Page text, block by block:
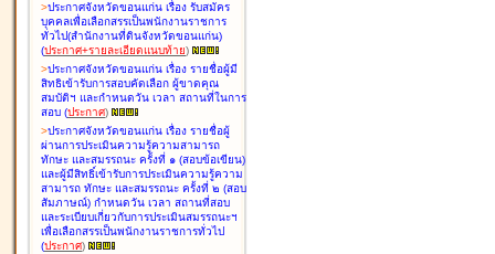
>ประกาศจังหวัดขอนแก่น เรื่อง รับสมัคร
บุคคลเพื่อเลือกสรรเป็นพนักงานราชการ
ทั่วไป(สำนักงานที่ดินจังหวัดขอนแก่น)
(ประกาศ+รายละเอียดแนบท้าย)
>ประกาศจังหวัดขอนแก่น เรื่อง รายชื่อผู้มี
สิทธิเข้ารับการสอบคัดเลือก ผู้ขาดคุณ
สมบัติฯ และกำหนดวัน เวลา สถานที่ในการ
สอบ (ประกาศ)
>ประกาศจังหวัดขอนแก่น เรื่อง รายชื่อผู้
ผ่านการประเมินความรู้ความสามารถ
ทักษะ และสมรรถนะ ครั้งที่ ๑ (สอบข้อเขียน)
และผู้มีสิทธิ์เข้ารับการประเมินความรู้ความ
สามารถ ทักษะ และสมรรถนะ ครั้งที่ ๒ (สอบ
สัมภาษณ์) กำหนดวัน เวลา สถานที่สอบ
และระเบียบเกี่ยวกับการประเมินสมรรถนะฯ
เพื่อเลือกสรรเป็นพนักงานราชการทั่วไป
(ประกาศ)